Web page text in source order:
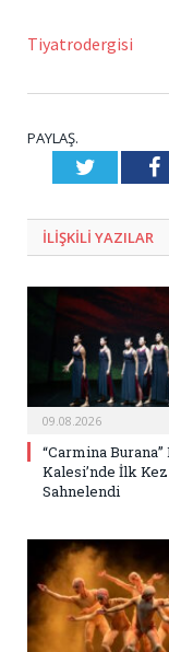
Tiyatrodergisi
PAYLAŞ.
Twitter
ILIŞKILI YAZILAR
09.08.2026
“Carmina
Kalesi’nde İlk Kez
Sahnelendi